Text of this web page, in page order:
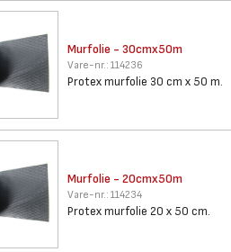
Murfolie - 30cmx50m
Vare-nr.: 114236
Protex murfolie 30 cm x 50 m.
Murfolie - 20cmx50m
Vare-nr.: 114234
Protex murfolie 20 x 50 cm.